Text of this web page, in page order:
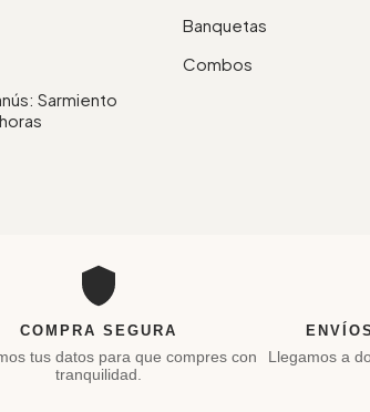
Sarmiento
Banquetas
Combos
COMPRA SEGURA
tus datos para que compres con
tranquilidad.
Llegamos a